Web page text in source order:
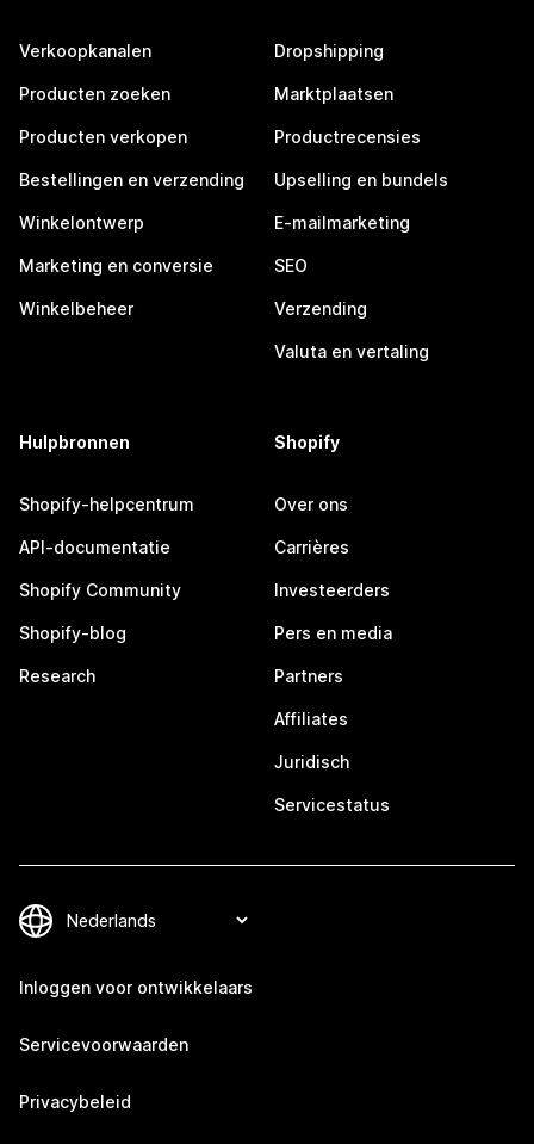
Verkoopkanalen
Producten zoeken
Producten verkopen
Bestellingen en verzending
Winkelontwerp
Marketing en conversie
Winkelbeheer
Dropshipping
Marktplaatsen
Productrecensies
Upselling en bundels
E-mailmarketing
SEO
Verzending
Valuta en vertaling
Hulpbronnen
Shopify-helpcentrum
API-documentatie
Shopify Community
Shopify-blog
Research
Shopify
Over ons
Carrières
Investeerders
Pers en media
Partners
Affiliates
Juridisch
Servicestatus
Inloggen voor ontwikkelaars
Servicevoorwaarden
Privacybeleid